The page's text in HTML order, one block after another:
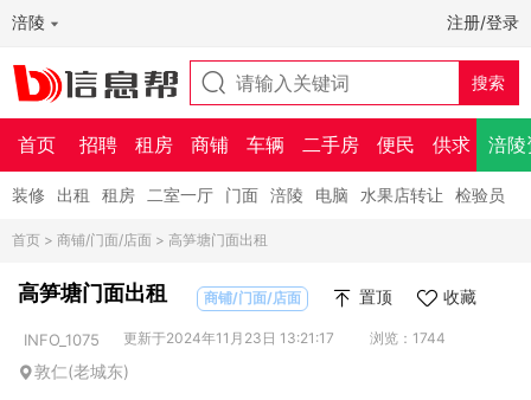
涪陵 注册/登录
首页 招聘 租房 商铺 车辆 二手房 便民 供求 涪陵
装修 出租 租房 二室一厅 门面 涪陵 电脑 水果店转让 检验员
首页 > 商铺/门面/店面 > 高笋塘门面出租
高笋塘门面出租 商铺/门面/店面 置顶 收藏
INFO_1075 更新于2024年11月23日 13:21:17 浏览：1744
敦仁(老城东)